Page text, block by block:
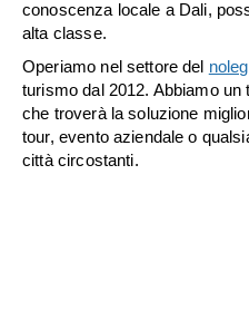
conoscenza locale a Dali,
alta classe.
Operiamo nel settore del
turismo dal 2012. Abbiamo
che troverà la soluzione
tour, evento aziendale o
città circostanti.